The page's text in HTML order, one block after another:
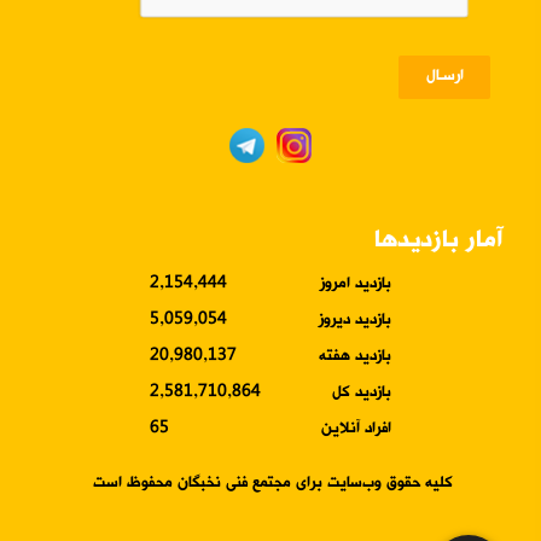
ارسـال
آمار بازدیدها
بازدید امروز
2,154,444
بازدید دیروز
5,059,054
بازدید هفته
20,980,137
بازدید کل
2,581,710,864
افراد آنلاین
65
کلیه حقوق وب‌سایت برای مجتمع فنی نخبگان محفوظ است